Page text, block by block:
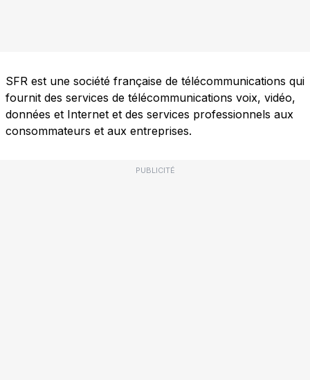
SFR est une société française de télécommunications qui
fournit des services de télécommunications voix, vidéo,
données et Internet et des services professionnels aux
consommateurs et aux entreprises.
PUBLICITÉ